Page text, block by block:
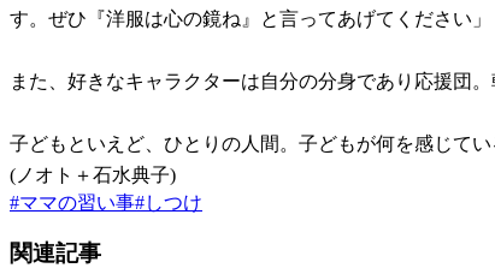
す。ぜひ『洋服は心の鏡ね』と言ってあげてください」
また、好きなキャラクターは自分の分身であり応援団
子どもといえど、ひとりの人間。子どもが何を感じて
(ノオト＋石水典子)
#ママの習い事#しつけ
関連記事